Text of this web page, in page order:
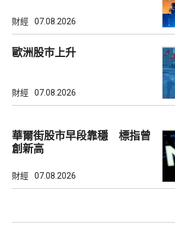
財經 07.08.2026
歐洲股巿上升
財經 07.08.2026
華爾街股市早段靠穩 標指曾
創新高
財經 07.08.2026